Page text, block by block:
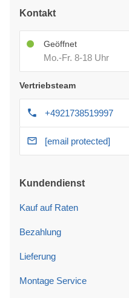
Kontakt
Geöffnet
Mo.-Fr. 8-18 Uhr
Vertriebsteam
+4921738519997
[email protected]
Kundendienst
Kauf auf Raten
Bezahlung
Lieferung
Montage Service